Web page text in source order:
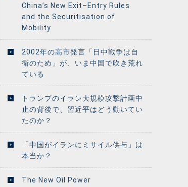
China’s New Exit–Entry Rules
and the Securitisation of
Mobility
2002年の高市発言「日中戦争は自
衛のため」が、いま中国で吹き荒れ
ている
トランプのイラン大規模攻撃計画中
止の背後で、習近平はどう動いてい
たのか？
「中国がイランにミサイル供与」は
本当か？
The New Oil Power